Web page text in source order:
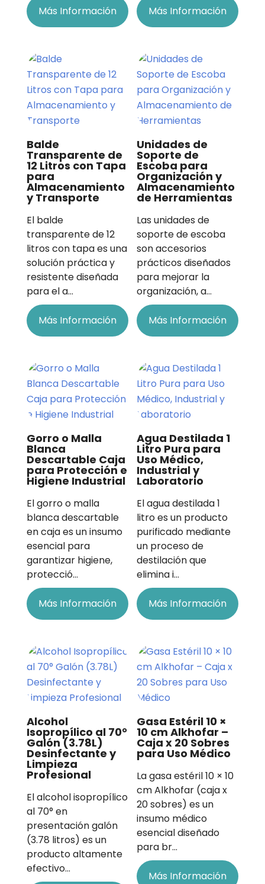
Más Información Más Información
Balde
Transparente de
12 Litros con Tapa
para
Almacenamiento
y Transporte
El balde
transparente de 12
litros con tapa es una
solución práctica y
resistente diseñada
para el a…
Más Información
Unidades de
Soporte de
Escoba para
Organización y
Almacenamiento
de Herramientas
Las unidades de
soporte de escoba
son accesorios
prácticos diseñados
para mejorar la
organización, a…
Más Información
Gorro o Malla
Blanca
Descartable Caja
para Protección e
Higiene Industrial
El gorro o malla
blanca descartable
en caja es un insumo
esencial para
garantizar higiene,
protecció…
Más Información
Agua Destilada 1
Litro Pura para
Uso Médico,
Industrial y
Laboratorio
El agua destilada 1
litro es un producto
purificado mediante
un proceso de
destilación que
elimina i…
Más Información
Alcohol
Isopropílico al 70°
Galón (3.78L)
Desinfectante y
Limpieza
Profesional
El alcohol isopropílico
al 70° en
presentación galón
(3.78 litros) es un
producto altamente
efectivo…
Gasa Estéril 10 ×
10 cm Alkhofar –
Caja x 20 Sobres
para Uso Médico
La gasa estéril 10 × 10
cm Alkhofar (caja x
20 sobres) es un
insumo médico
esencial diseñado
para br…
Más Información